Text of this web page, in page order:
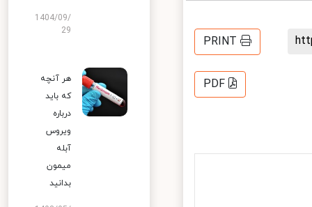
PRINT
PDF
1404/09/
29
هر آنچه
که باید
درباره
ویروس
آبله
میمون
بدانید